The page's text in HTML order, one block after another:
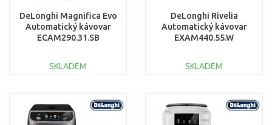
DeLonghi Magnifica Evo
Automatický kávovar
ECAM290.31.SB
SKLADEM
Porovnat
DeLonghi Rivelia
Automatický kávovar
EXAM440.55.W
SKLADEM
Porovnat